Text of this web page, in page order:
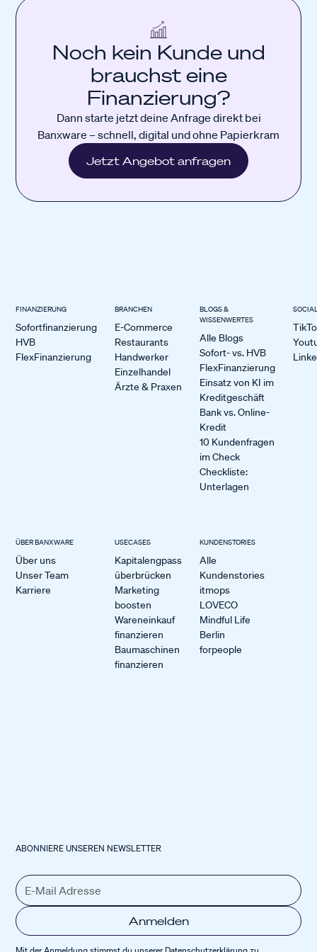
Noch kein Kunde und
brauchst eine
Finanzierung?
Dann starte jetzt deine Anfrage direkt bei
Banxware – schnell, digital und ohne Papierkram
Jetzt Angebot anfragen
FINANZIERUNG
Sofortfinanzierung
HVB
FlexFinanzierung
BRANCHEN
E-Commerce
Restaurants
Handwerker
Einzelhandel
Ärzte & Praxen
BLOGS &
WISSENWERTES
Alle Blogs
Sofort- vs. HVB
FlexFinanzierung
Einsatz von KI im
Kreditgeschäft
Bank vs. Online-
Kredit
10 Kundenfragen
im Check
Checkliste:
Unterlagen
ÜBER BANXWARE
Über uns
Unser Team
Karriere
USECASES
Kapitalengpass
überbrücken
Marketing
boosten
Wareneinkauf
finanzieren
Baumaschinen
finanzieren
KUNDENSTORIES
Alle
Kundenstories
itmops
LOVECO
Mindful Life
Berlin
forpeople
ABONNIERE UNSEREN NEWSLETTER